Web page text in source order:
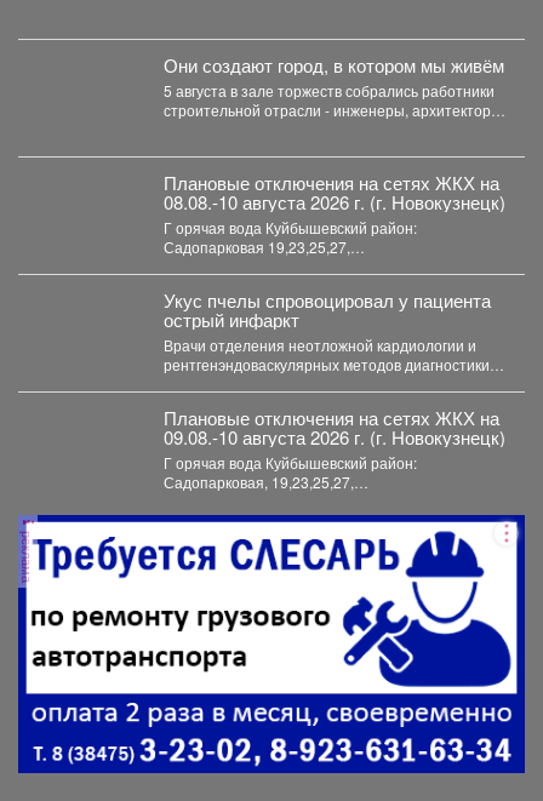
Они создают город, в котором мы живём
5 августа в зале торжеств собрались работники
строительной отрасли - инженеры, архитекторы,
Плановые отключения на сетях ЖКХ на
08.08.-10 августа 2026 г. (г. Новокузнецк)
Г орячая вода Куйбышевский район:
Садопарковая 19,23,25,27,
Укус пчелы спровоцировал у пациента
острый инфаркт
Врачи отделения неотложной кардиологии и
рентгенэндоваскулярных методов диагностики и
Плановые отключения на сетях ЖКХ на
09.08.-10 августа 2026 г. (г. Новокузнецк)
Г орячая вода Куйбышевский район:
Садопарковая, 19,23,25,27,
реклама